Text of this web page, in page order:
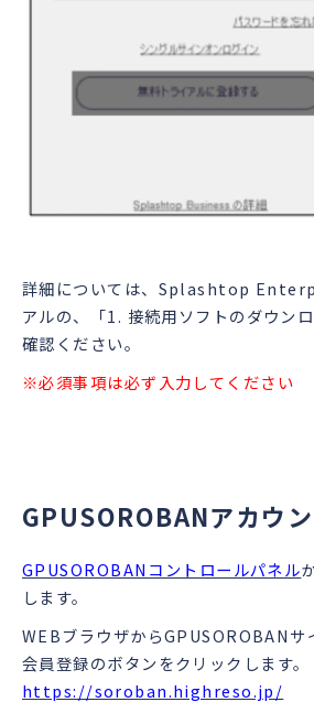
詳細については、Splashtop
アルの、「1. 接続用ソフトのダウン
確認ください。
※必須事項は必ず入力してください
GPUSOROBANアカウ
GPUSOROBANコントロールパネル
します。
WEBブラウザからGPUSOROBANサ
会員登録のボタンをクリックします。
https://soroban.highreso.jp/